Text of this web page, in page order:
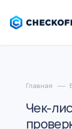
Главная
Чек-